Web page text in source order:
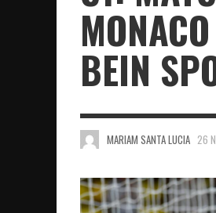
BEIN
MARIAM SANTA LUCIA 26